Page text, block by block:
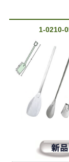
1-0210-